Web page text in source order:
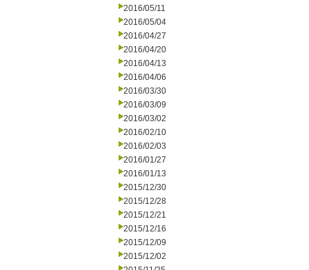
2016/05/11
2016/05/04
2016/04/27
2016/04/20
2016/04/13
2016/04/06
2016/03/30
2016/03/09
2016/03/02
2016/02/10
2016/02/03
2016/01/27
2016/01/13
2015/12/30
2015/12/28
2015/12/21
2015/12/16
2015/12/09
2015/12/02